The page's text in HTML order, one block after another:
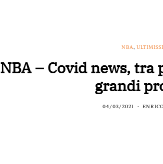
NBA,
NBA – Covid news,
grandi
04/03/2021